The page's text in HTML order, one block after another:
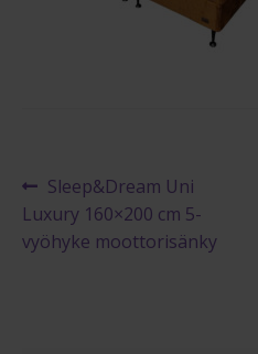
Artikkelien
selaus
Edellinen
artikkeli
Sleep&Dream Uni
Luxury 160×200 cm 5-
vyöhyke moottorisänky